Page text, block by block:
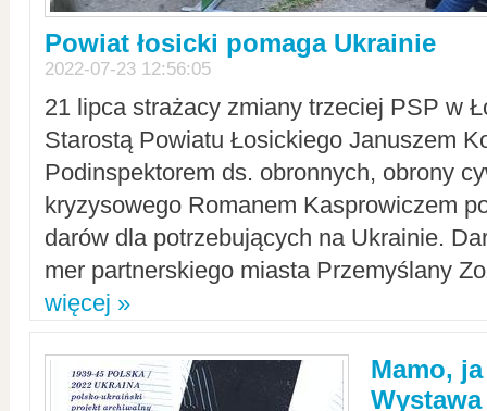
Powiat łosicki pomaga Ukrainie
2022-07-23 12:56:05
21 lipca strażacy zmiany trzeciej PSP w
Starostą Powiatu Łosickiego Januszem
Podinspektorem ds. obronnych, obrony
kryzysowego Romanem Kasprowiczem
darów dla potrzebujących na Ukrainie.
mer partnerskiego miasta Przemyślany
więcej »
Mamo,